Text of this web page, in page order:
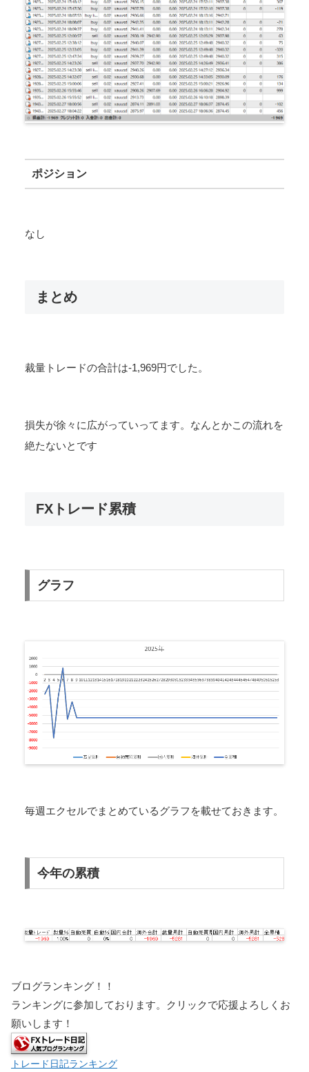
ポジション
なし
まとめ
裁量トレードの合計は-1,969円でした。
損失が徐々に広がっていってます。なんとかこの流れを
絶たないとです
FXトレード累積
グラフ
毎週エクセルでまとめているグラフを載せておきます。
今年の累積
ブログランキング！！
ランキングに参加しております。クリックで応援よろしくお
願いします！
トレード日記ランキング